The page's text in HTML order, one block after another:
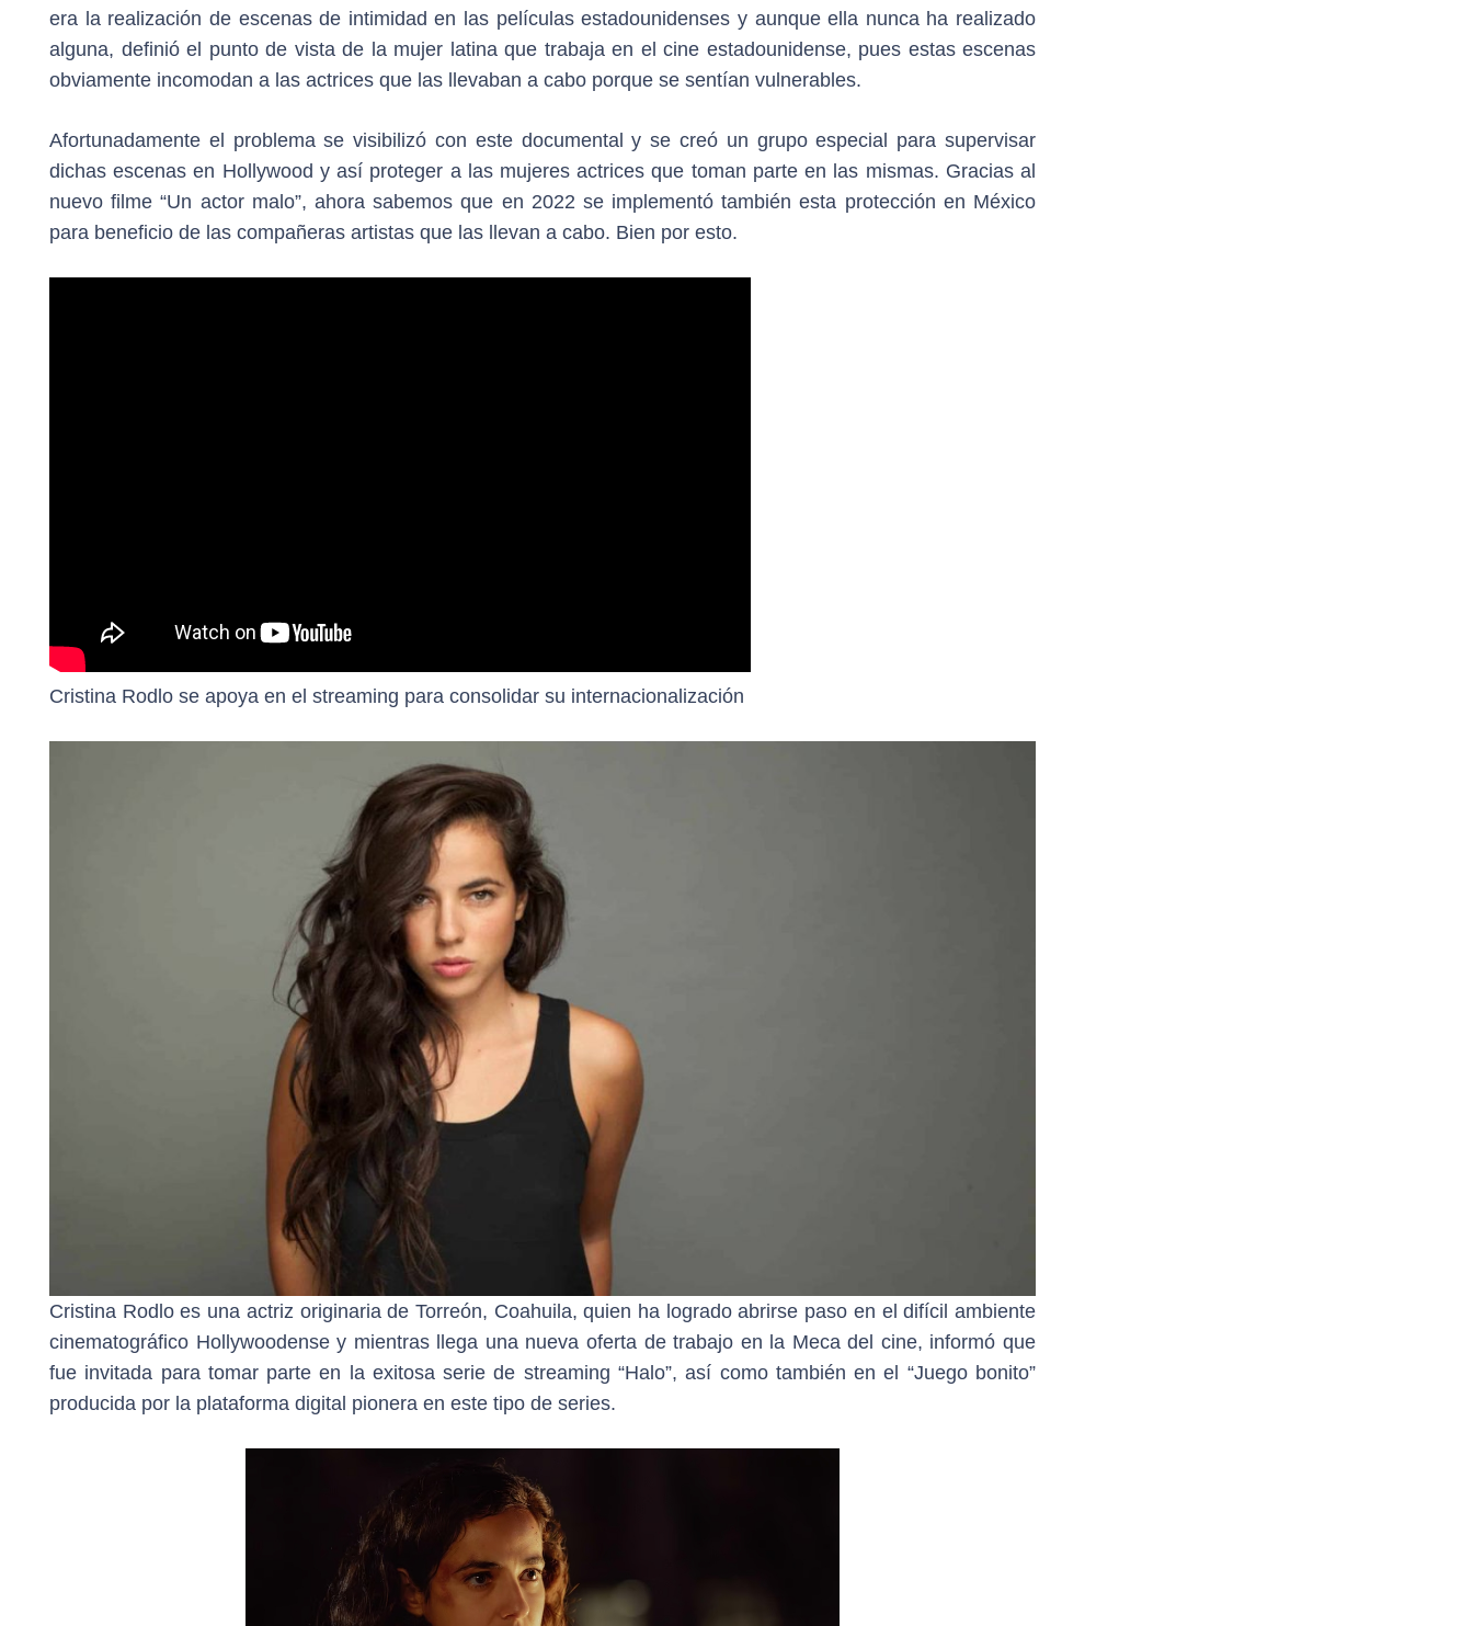
era la realización de escenas de intimidad en las películas estadounidenses y aunque ella nunca ha realizado
alguna, definió el punto de vista de la mujer latina que trabaja en el cine estadounidense, pues estas escenas
obviamente incomodan a las actrices que las llevaban a cabo porque se sentían vulnerables.
Afortunadamente el problema se visibilizó con este documental y se creó un grupo especial para supervisar
dichas escenas en Hollywood y así proteger a las mujeres actrices que toman parte en las mismas. Gracias al
nuevo filme “Un actor malo”, ahora sabemos que en 2022 se implementó también esta protección en México
para beneficio de las compañeras artistas que las llevan a cabo. Bien por esto.
Cristina Rodlo se apoya en el streaming para consolidar su internacionalización
Cristina Rodlo es una actriz originaria de Torreón, Coahuila, quien ha logrado abrirse paso en el difícil ambiente
cinematográfico Hollywoodense y mientras llega una nueva oferta de trabajo en la Meca del cine, informó que
fue invitada para tomar parte en la exitosa serie de streaming “Halo”, así como también en el “Juego bonito”
producida por la plataforma digital pionera en este tipo de series.